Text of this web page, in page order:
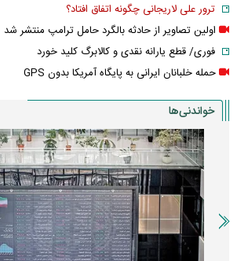
ترور علی لاریجانی چگونه اتفاق افتاد؟
اولین تصاویر از حادثه بالگرد حامل ترامپ منتشر شد
فوری/ قطع یارانه نقدی و کالابرگ کلید خورد
حمله خلبانان ایرانی به پایگاه آمریکا بدون GPS
خواندنی‌ها